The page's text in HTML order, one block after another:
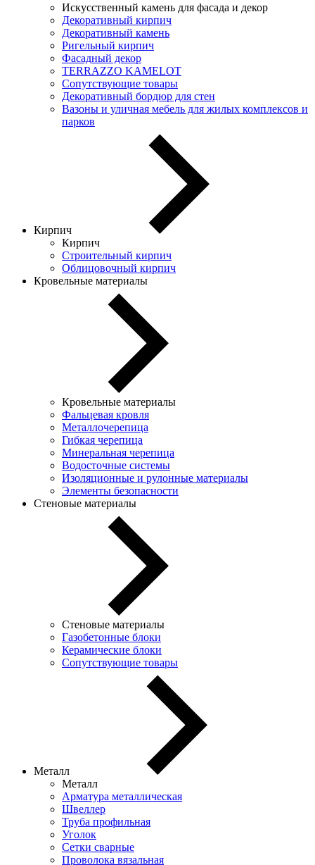
Искусственный камень для фасада и декор
Декоративный кирпич
Декоративный камень
Ригельный кирпич
Фасадный декор
TERRAZZO KAMELOT
Сопутствующие товары
Декоративный бордюр для стен
Вазоны и уличная мебель для жилых комплексов и
парков
Кирпич
Кирпич
Строительный кирпич
Облицовочный кирпич
Кровельные материалы
Кровельные материалы
Фальцевая кровля
Металлочерепица
Гибкая черепица
Минеральная черепица
Водосточные системы
Изоляционные и рулонные материалы
Элементы безопасности
Стеновые материалы
Стеновые материалы
Газобетонные блоки
Керамические блоки
Сопутствующие товары
Металл
Металл
Арматура металлическая
Швеллер
Труба профильная
Уголок
Сетки сварные
Проволока вязальная